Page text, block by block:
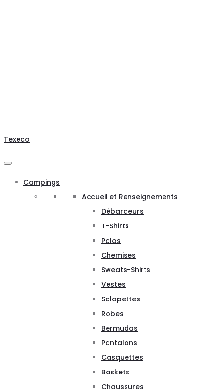
Texeco
Campings
Accueil et Renseignements
Débardeurs
T-Shirts
Polos
Chemises
Sweats-Shirts
Vestes
Salopettes
Robes
Bermudas
Pantalons
Casquettes
Baskets
Chaussures